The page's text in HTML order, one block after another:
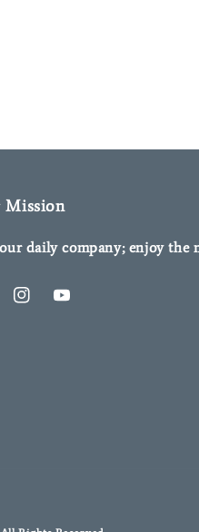
Mission
daily company; enjoy the